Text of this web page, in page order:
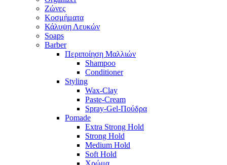
Ζώνες
Κοσμήματα
Κάλυψη Λευκών
Soaps
Barber
Περιποίηση Μαλλιών
Shampoo
Conditioner
Styling
Wax-Clay
Paste-Cream
Spray-Gel-Πούδρα
Pomade
Extra Strong Hold
Strong Hold
Medium Hold
Soft Hold
Χρώμα